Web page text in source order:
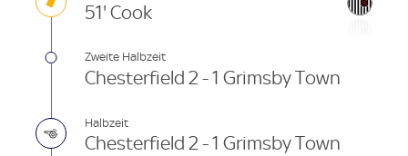
51' Cook
Zweite Halbzeit
Chesterfield 2 - 1 Grimsby Town
Halbzeit
Chesterfield 2 - 1 Grimsby Town